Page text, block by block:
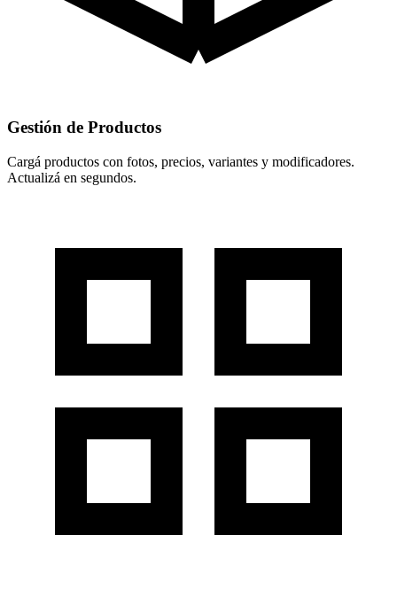
Gestión de Productos
Cargá productos con fotos, precios, variantes y modificadores.
Actualizá en segundos.